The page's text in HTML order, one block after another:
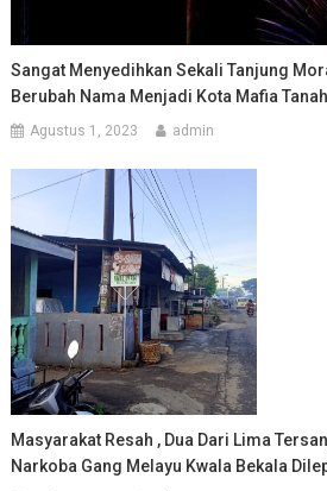
Sangat Menyedihkan Sekali Tanjung
Berubah Nama Menjadi Kota Mafia
Agustus 1, 2023 admin
Masyarakat Resah , Dua Dari Lima
Narkoba Gang Melayu Kwala Bekala